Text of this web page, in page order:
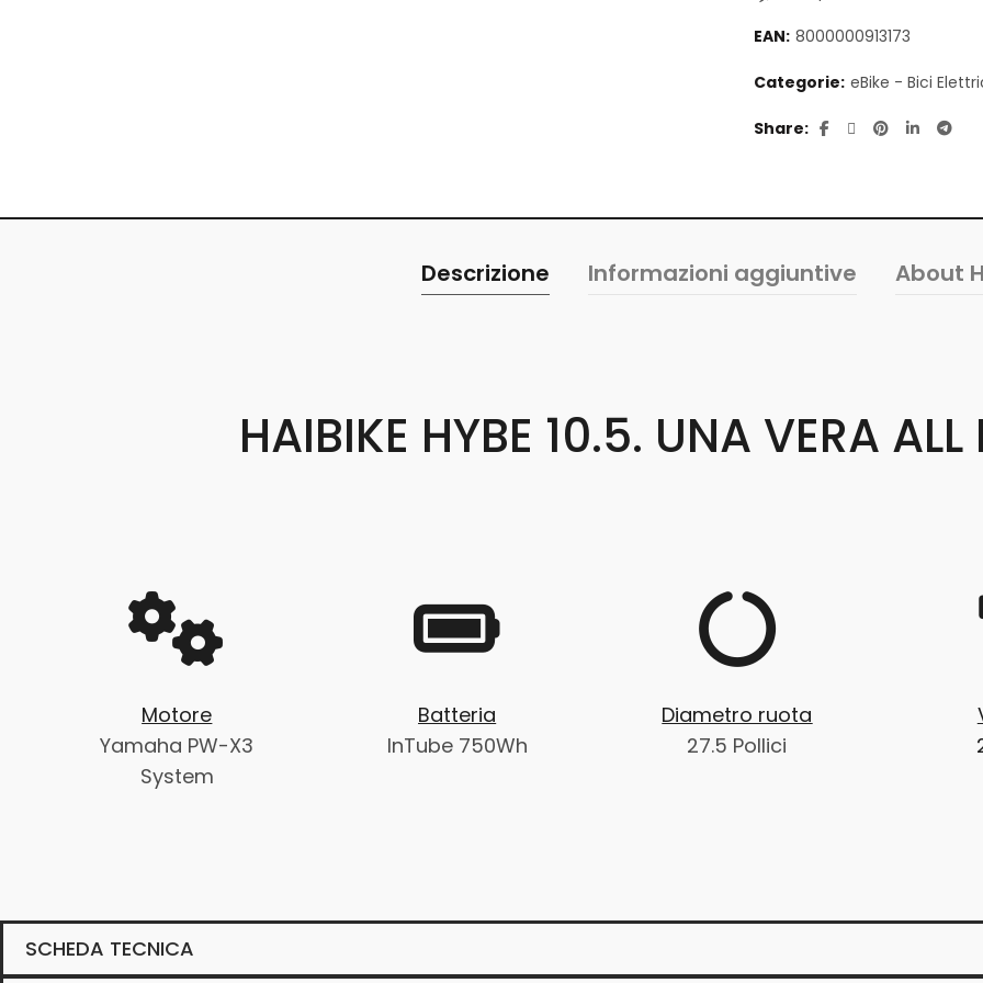
EAN: 8000000913173
Categorie: eBike - Bici
Share
Descrizione Informazioni aggiuntive About
HAIBIKE HYBE 10.5. UNA VERA
Motore
Yamaha PW-X3
System
Batteria
InTube 750Wh
Diametro ruota
27.5 Pollici
SCHEDA TECNICA